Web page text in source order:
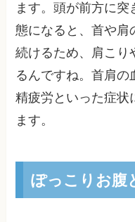
ます。頭が前方に
態になると、首や肩
続けるため、肩こり
るんですね。首肩の
精疲労といった症状
ます。
ぽっこりお腹